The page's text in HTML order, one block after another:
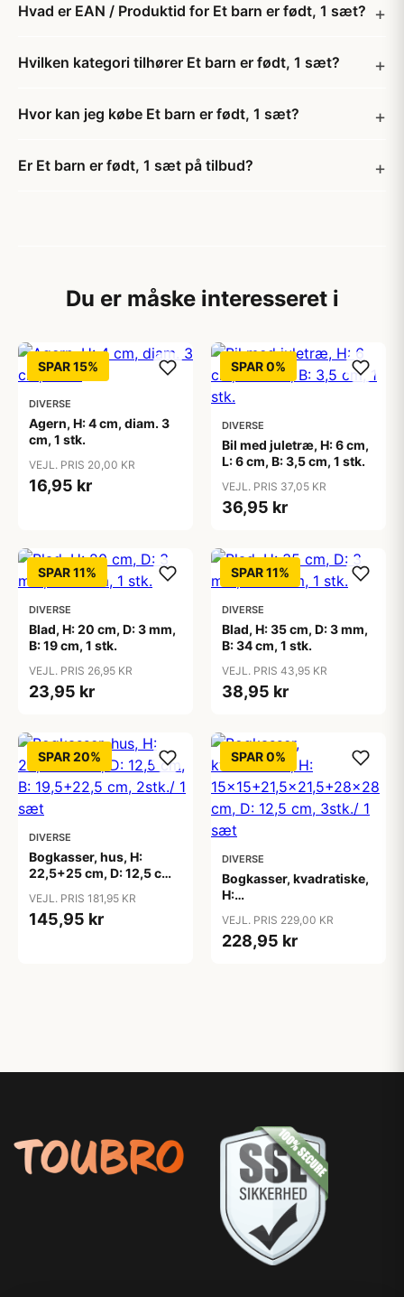
Hvad er EAN / Produktid for Et barn er født, 1 sæt?
Hvilken kategori tilhører Et barn er født, 1 sæt?
Hvor kan jeg købe Et barn er født, 1 sæt?
Er Et barn er født, 1 sæt på tilbud?
Du er måske interesseret i
SPAR 15%
DIVERSE
Agern, H: 4 cm, diam. 3
cm, 1 stk.
VEJL. PRIS 20,00 KR
16,95 kr
SPAR 0%
DIVERSE
Bil med juletræ, H: 6 cm,
L: 6 cm, B: 3,5 cm, 1 stk.
VEJL. PRIS 37,05 KR
36,95 kr
SPAR 11%
DIVERSE
Blad, H: 20 cm, D: 3 mm,
B: 19 cm, 1 stk.
VEJL. PRIS 26,95 KR
23,95 kr
SPAR 11%
DIVERSE
Blad, H: 35 cm, D: 3 mm,
B: 34 cm, 1 stk.
VEJL. PRIS 43,95 KR
38,95 kr
SPAR 20%
DIVERSE
Bogkasser, hus, H:
22,5+25 cm, D: 12,5 cm,
sæt
VEJL. PRIS 181,95 KR
145,95 kr
SPAR 0%
DIVERSE
Bogkasser, kvadratiske,
H:
cm, D: 12,5 cm, 3stk./ 1
sæt
VEJL. PRIS 229,00 KR
228,95 kr